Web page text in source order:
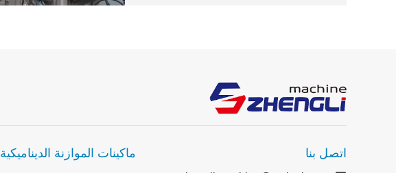
اتصل بنا ماكينات الموازنة الديناميكية